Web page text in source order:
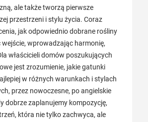
ale także tworzą pierwsze
przestrzeni i stylu życia. Coraz
jak odpowiednio dobrane rośliny
wejście, wprowadzając harmonię,
właścicieli domów poszukujących
jest zrozumienie, jakie gatunki
w różnych warunkach i stylach
przez nowoczesne, po angielskie
dobrze zaplanujemy kompozycję,
która nie tylko zachwyca, ale